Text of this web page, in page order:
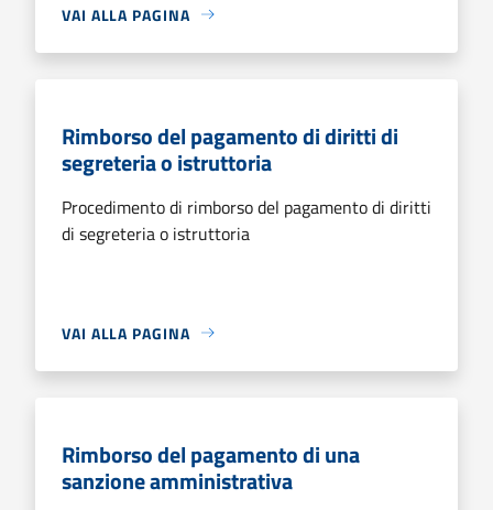
VAI ALLA PAGINA
Rimborso del pagamento di diritti di
segreteria o istruttoria
Procedimento di rimborso del pagamento di diritti
di segreteria o istruttoria
VAI ALLA PAGINA
Rimborso del pagamento di una
sanzione amministrativa